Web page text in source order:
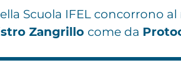
Scuola IFEL concorrono
Zangrillo come da